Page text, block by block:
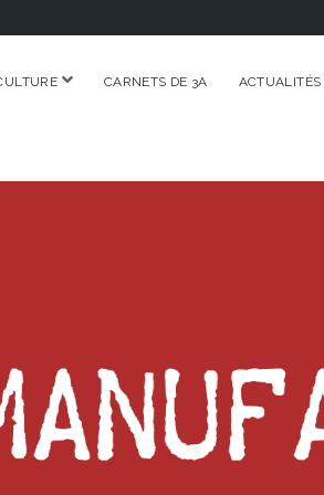
ouvrirCARNETS DE 3A ACTUALITÉS